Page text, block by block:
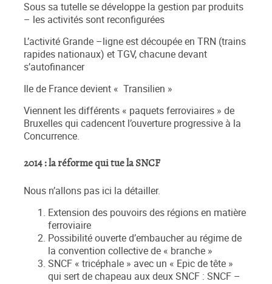
Sous sa tutelle se développe la gestion par produits
– les activités sont reconfigurées
L’activité Grande –ligne est découpée en TRN (trains
rapides nationaux) et TGV, chacune devant
s’autofinancer
Ile de France devient « Transilien »
Viennent les différents « paquets ferroviaires » de
Bruxelles qui cadencent l’ouverture progressive à la
Concurrence.
2014 : la réforme qui tue la SNCF
Nous n’allons pas ici la détailler.
Extension des pouvoirs des régions en matière
ferroviaire
Possibilité ouverte d’embaucher au régime de
la convention collective de « branche »
SNCF « tricéphale » avec un « Epic de tête »
qui sert de chapeau aux deux SNCF : SNCF –